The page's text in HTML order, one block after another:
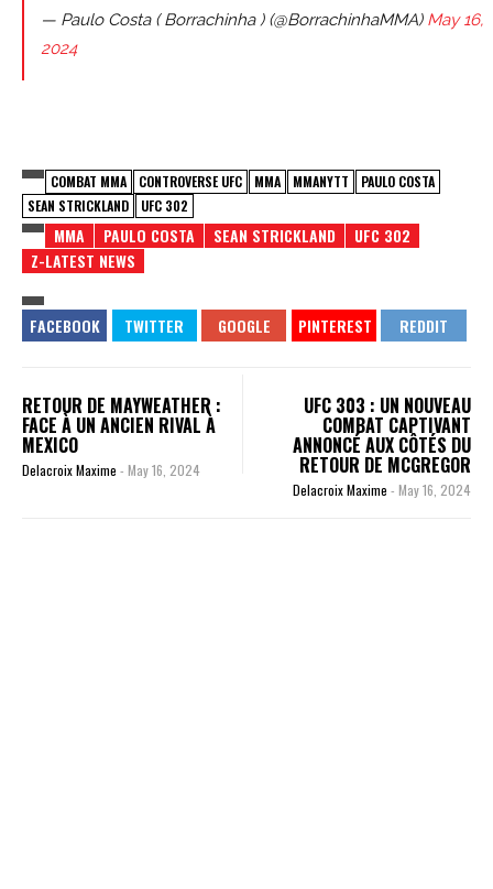
— Paulo Costa ( Borrachinha ) (@BorrachinhaMMA) May 16,
2024
COMBAT MMA CONTROVERSE UFC MMA MMANYTT
PAULO COSTA
SEAN STRICKLAND
UFC 302
MMA PAULO COSTA SEAN STRICKLAND
UFC 302
Z-LATEST NEWS
RETOUR DE MAYWEATHER :
FACE À UN ANCIEN RIVAL À
MEXICO
Delacroix Maxime - May 16, 2024
UFC 303 : UN NOUVEAU
COMBAT CAPTIVANT
ANNONCÉ AUX CÔTÉS DU
RETOUR DE MCGREGOR
Delacroix Maxime - May 16, 2024